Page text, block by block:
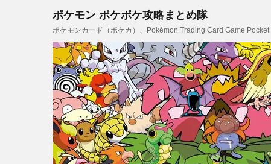
ポケモン ポケポケ攻略まとめ隊
ポケモンカード（ポケカ）、Pokémon Trading Card Game